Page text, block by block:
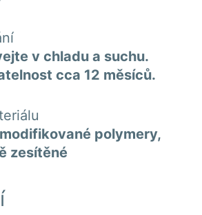
v chladu a suchu.
cca 12 měsíců.
polymery,
zesítěné